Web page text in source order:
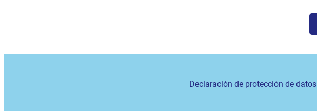
Declaración de protección de datos